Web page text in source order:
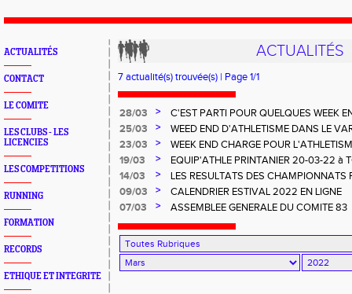
ACTUALITÉS
CONTACT
LE COMITE
LES CLUBS - LES
LICENCIES
LES COMPETITIONS
RUNNING
FORMATION
RECORDS
ETHIQUE ET INTEGRITE
ACTUALITÉS
7 actualité(s) trouvée(s) | Page 1/1
28/03 >
C'EST PARTI POUR QUELQUES WEEK
PISTES VAROISES
25/03 >
WEED END D'ATHLETISME DANS LE
23/03
>
WEEK END CHARGE POUR
19/03
>
EQUIP'ATHLE PRINTANIER 20-03-22 à
14/03
>
LES RESULTATS DES CHAMPIONNATS
EN SALLE DU 13 MARS 2022
09/03 >
CALENDRIER ESTIVAL 2022 EN LIGNE
07/03
> ASSEMBLEE GENERALE DU COMITE 83